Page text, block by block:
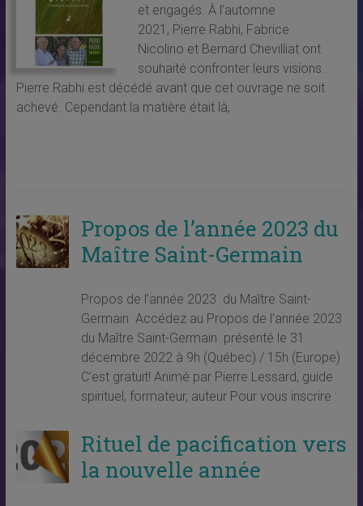
et engagés. À l’automne
2021, Pierre Rabhi, Fabrice
Nicolino et Bernard Chevilliat ont
souhaité confronter leurs visions.
Pierre Rabhi est décédé avant que cet ouvrage ne soit
achevé. Cependant la matière était là,
Propos de l’année 2023 du
Maître Saint-Germain
Propos de l’année 2023 du Maître Saint-
Germain Accédez au Propos de l’année 2023
du Maître Saint-Germain présenté le 31
décembre 2022 à 9h (Québec) / 15h (Europe)
C’est gratuit! Animé par Pierre Lessard, guide
spirituel, formateur, auteur Pour vous inscrire :
Rituel de pacification vers
la nouvelle année